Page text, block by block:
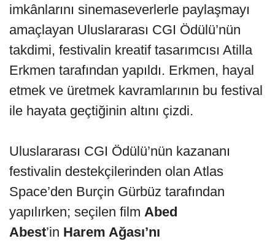
imkânlarını sinemaseverlerle paylaşmayı
amaçlayan Uluslararası CGI Ödülü’nün
takdimi, festivalin kreatif tasarımcısı Atilla
Erkmen tarafından yapıldı. Erkmen, hayal
etmek ve üretmek kavramlarının bu festival
ile hayata geçtiğinin altını çizdi.
Uluslararası CGI Ödülü’nün kazananı
festivalin destekçilerinden olan Atlas
Space’den Burçin Gürbüz tarafından
yapılırken; seçilen film Abed
Abest’in Harem Ağası’nı